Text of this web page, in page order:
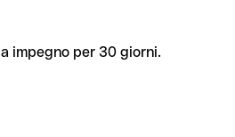
impegno per 30 giorni.